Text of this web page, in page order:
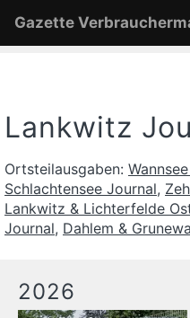
Gazette
Lankwitz
Ortsteilausgaben:
Schlachtensee Journal,
Lankwitz & Lichterfelde
Journal, Dahlem &
2026